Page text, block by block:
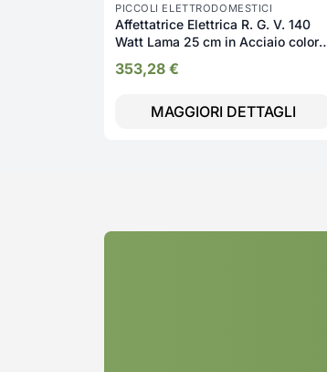
PICCOLI ELETTRODOMESTICI
Affettatrice Elettrica R. G. V. 140
Watt Lama 25 cm in Acciaio colore
353,28 €
MAGGIORI DETTAGLI